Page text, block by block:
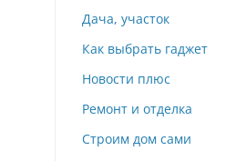
Дача, участок
Как выбрать гаджет
Новости плюс
Ремонт и отделка
Строим дом сами